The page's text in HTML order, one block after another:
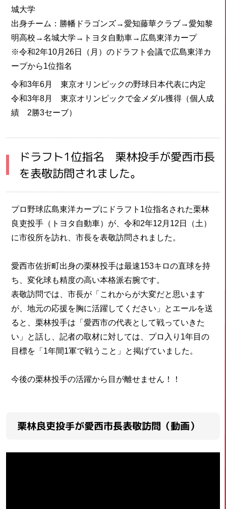
城大学
出身チーム：勝幡ドラゴンズ→愛知藤華クラブ→愛知黎
明高校→名城大学→トヨタ自動車→広島東洋カープ
※令和2年10月26日（月）のドラフト会議で広島東洋カ
ープから1位指名
令和3年6月 東京オリンピックの野球日本代表に内定
令和3年8月 東京オリンピックで金メダル獲得（個人成
績 2勝3セーブ）
ドラフト1位指名 栗林投手が愛西市長
を表敬訪問されました。
プロ野球広島東洋カープにドラフト1位指名された栗林
良吏投手（トヨタ自動車）が、令和2年12月12日（土）
に市役所を訪れ、市長を表敬訪問されました。
愛西市佐折町出身の栗林投手は最速153キロの直球を持
ち、変化球も精度の高い本格派右腕です。
表敬訪問では、市長が「これからが大変だと思います
が、地元の応援を胸に活躍してください」とエールを送
ると、栗林投手は「愛西市の代表として戦っていきた
い」と話し、記者の取材に対しては、プロ入り1年目の
目標を「1年間1軍で戦うこと」と掲げていました。
今後の栗林投手の活躍から目が離せません！！
栗林良吏投手が愛西市長表敬訪問（動画）